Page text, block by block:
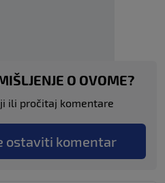
O OVOME?
ili pročitaj komentare
ostaviti komentar